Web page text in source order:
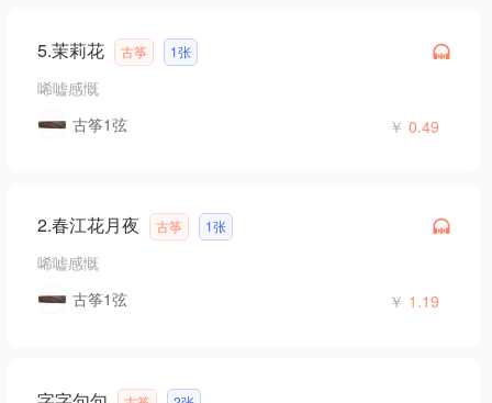
5.茉莉花 古筝 1张
唏嘘感慨
古筝1弦
￥ 0.49
2.春江花月夜 古筝 1张
唏嘘感慨
古筝1弦
￥ 1.19